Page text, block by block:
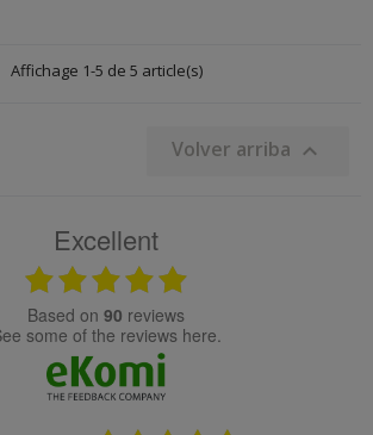
Affichage 1-5 de 5 article(s)
Volver arriba 
Excellent
based on 90 reviews
see some of the reviews here.